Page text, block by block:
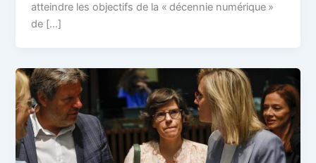
atteindre les objectifs de la « décennie numérique »
de […]